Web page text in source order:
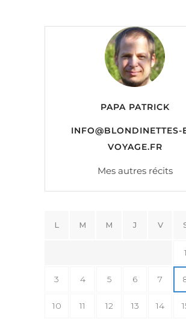
PAPA PATRICK
INFO@BLONDINETTES-
VOYAGE.FR
Mes autres récits
L M M J V
1
3 4 5 6 7
10 11 12 13 14